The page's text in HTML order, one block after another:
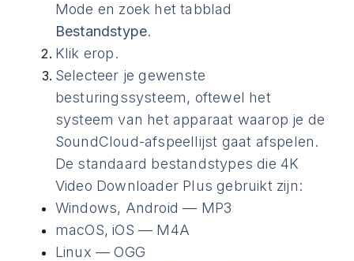
Mode en zoek het tabblad
Bestandstype.
Klik erop.
Selecteer je gewenste
besturingssysteem, oftewel het
systeem van het apparaat waarop je de
SoundCloud-afspeellijst gaat afspelen.
De standaard bestandstypes die 4K
Video Downloader Plus gebruikt zijn:
Windows, Android — MP3
macOS, iOS — M4A
Linux — OGG